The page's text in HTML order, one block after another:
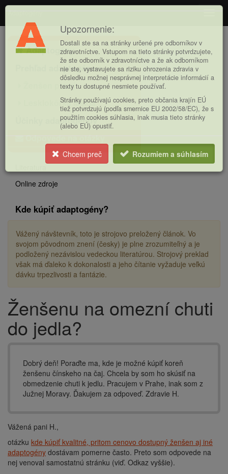
Adaptogény
Hlavná
ponukaAdaptogény
Prehľad adaptogénov
Ženšen pravý
Lesklokôrka lesklá
Účinky adaptogénov
Odpovede na otázky
Online zdroje
Kde kúpiť adaptogény?
Vážený návštevník, toto je strojovo preložený článok. Vo
svojom pôvodnom znení (česky) je plne zrozumiteľný a je
podložený nezávislou vedeckou literatúrou. Strojový preklad
však má ďaleko k dokonalosti a jeho čítanie vyžaduje veľkú
dávku trpezlivosti a fantázie.
Drobečková
navigace
Ženšenu na omezní chuti
do jedla?
Dobrý deň! Poraďte ma, kde je možné kúpiť koreň
ženšenu čínskeho na čaj. Chcela by som ho skúsiť na
obmedzenie chuti k jedlu. Pracujem v Prahe, inak som z
Južnej Moravy. Ďakujem za odpoveď. Zdravie H.
Vážená pani H.,
otázku kde kúpiť kvalitné, pritom cenovo dostupný ženšen aj iné
adaptogény dostávam pomerne často. Preto som odpovede na
nej venoval samostatnú stránku (viď. Odkaz vyššie).
Upozornenie:
Dostali ste sa na stránky určené pre odborníkov v
zdravotníctve. Vstupom na tieto stránky potvrdzujete,
že ste odborník v zdravotníctve a že ak odborníkom
nie ste, vystavujete sa riziku ohrozenia zdravia v
dôsledku možnej nesprávnej interpretácie informácií a
texty tu dostupné nesmiete používať.
Stránky používajú cookies, preto občania krajín EÚ
tiež potvrdzujú (podľa smernice EU 2002/58/EC), že s
použitím cookies súhlasia, inak musia tieto stránky
(alebo EÚ) opustiť.
Chcem preč Rozumiem a súhlasím